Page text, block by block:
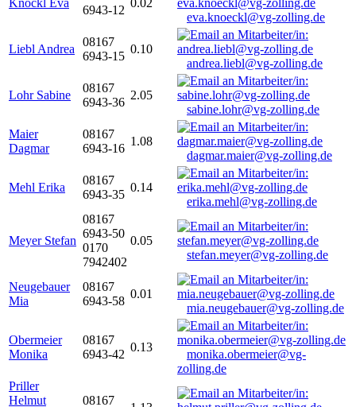
Knöckl Eva
6943-12
0.02
eva.knoeckl@vg-zolling.de
Liebl Andrea
08167
6943-15
0.10
andrea.liebl@vg-zolling.de
Lohr Sabine
08167
6943-36
2.05
sabine.lohr@vg-zolling.de
Maier
Dagmar
08167
6943-16
1.08
dagmar.maier@vg-zolling.de
Mehl Erika
08167
6943-35
0.14
erika.mehl@vg-zolling.de
Meyer Stefan
08167
6943-50
0170
7942402
0.05
stefan.meyer@vg-zolling.de
Neugebauer
Mia
08167
6943-58
0.01
mia.neugebauer@vg-zolling.de
Obermeier
Monika
08167
6943-42
0.13
monika.obermeier@vg-
zolling.de
Priller
Helmut
08167